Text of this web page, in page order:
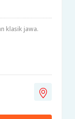
klasik jawa.